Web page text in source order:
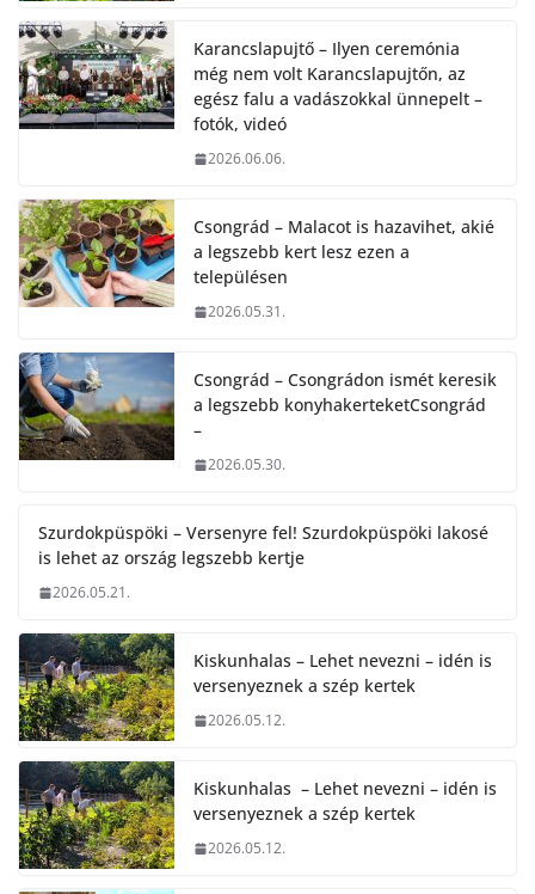
Karancslapujtő – Ilyen ceremónia
még nem volt Karancslapujtőn, az
egész falu a vadászokkal ünnepelt –
fotók, videó
2026.06.06.
Csongrád – Malacot is hazavihet, akié
a legszebb kert lesz ezen a
településen
2026.05.31.
Csongrád – Csongrádon ismét keresik
a legszebb konyhakerteketCsongrád
–
2026.05.30.
Szurdokpüspöki – Versenyre fel! Szurdokpüspöki lakosé
is lehet az ország legszebb kertje
2026.05.21.
Kiskunhalas – Lehet nevezni – idén is
versenyeznek a szép kertek
2026.05.12.
Kiskunhalas – Lehet nevezni – idén is
versenyeznek a szép kertek
2026.05.12.